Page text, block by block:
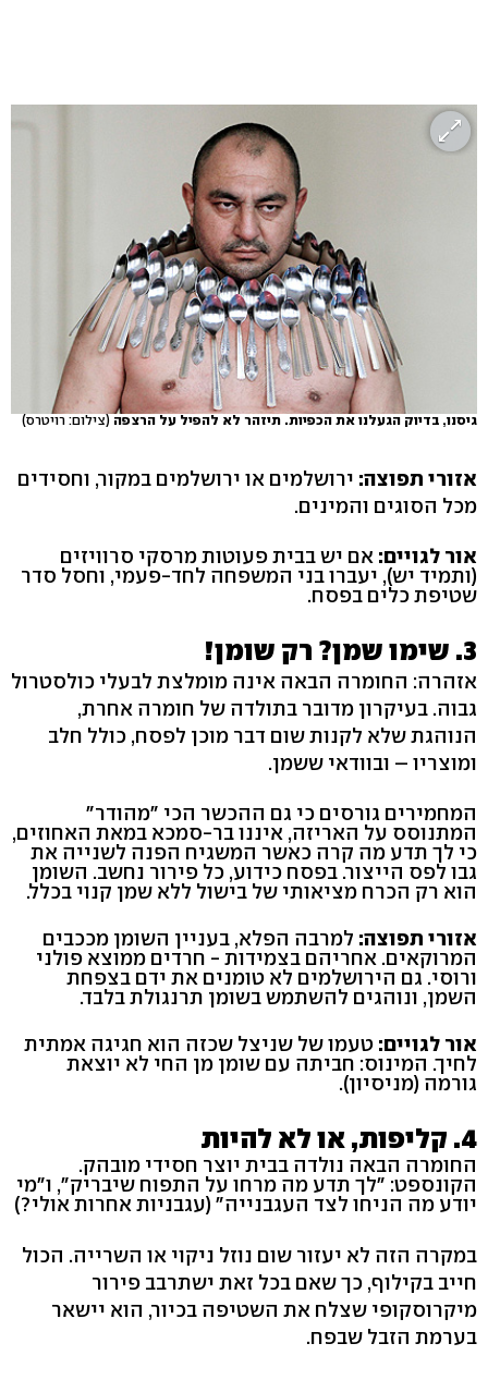
גיסנו, בדיוק הגעלנו את הכפיות. תיזהר לא להפיל על הרצפה (צילום: רויטרס)
אזורי תפוצה: ירושלמים או ירושלמים במקור, וחסידים
מכל הסוגים והמינים.
אור לגויים: אם יש בבית פעוטות מרסקי סרוויזים
(ותמיד יש), יעברו בני המשפחה לחד-פעמי, וחסל סדר
שטיפת כלים בפסח.
3. שימו שמן? רק שומן!
אזהרה: החומרה הבאה אינה מומלצת לבעלי כולסטרול
גבוה. בעיקרון מדובר בתולדה של חומרה אחרת,
הנוהגת שלא לקנות שום דבר מוכן לפסח, כולל חלב
ומוצריו – ובוודאי ששמן.
המחמירים גורסים כי גם ההכשר הכי "מהודר"
המתנוסס על האריזה, איננו בר-סמכא במאת האחוזים,
כי לך תדע מה קרה כאשר המשגיח הפנה לשנייה את
גבו לפס הייצור. בפסח כידוע, כל פירור נחשב. השומן
הוא רק הכרח מציאותי של בישול ללא שמן קנוי בכלל.
אזורי תפוצה: למרבה הפלא, בעניין השומן מככבים
המרוקאים. אחריהם בצמידות - חרדים ממוצא פולני
ורוסי. גם הירושלמים לא טומנים את ידם בצפחת
השמן, ונוהגים להשתמש בשומן תרנגולת בלבד.
אור לגויים: טעמו של שניצל שכזה הוא חגיגה אמתית
לחיך. המינוס: חביתה עם שומן מן החי לא יוצאת
גורמה (מניסיון).
4. קליפות, או לא להיות
החומרה הבאה נולדה בבית יוצר חסידי מובהק.
הקונספט: "לך תדע מה מרחו על התפוח שיבריק", ו"מי
יודע מה הניחו לצד העגבנייה" (עגבניות אחרות אולי?)
במקרה הזה לא יעזור שום נוזל ניקוי או השרייה. הכול
חייב בקילוף, כך שאם בכל זאת ישתרבב פירור
מיקרוסקופי שצלח את השטיפה בכיור, הוא יישאר
בערמת הזבל שבפח.